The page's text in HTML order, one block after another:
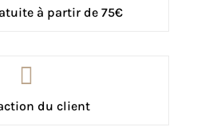
à partir de 75€

du client